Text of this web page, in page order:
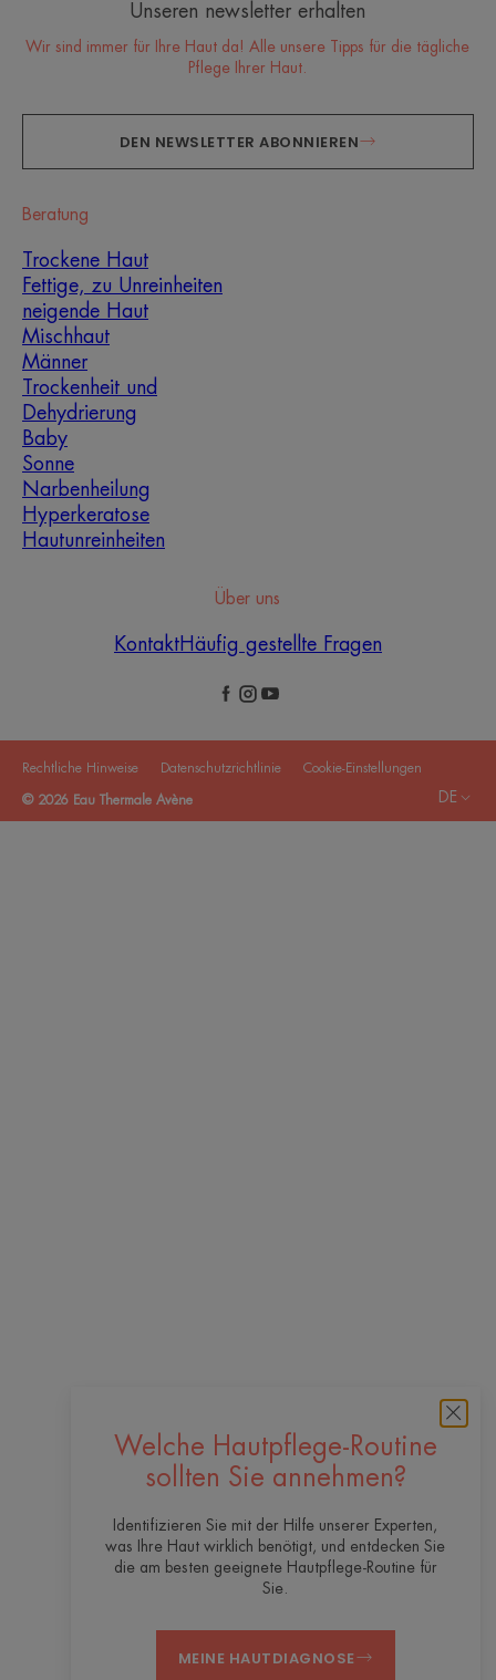
Welche Hautpflege-Routine
sollten Sie annehmen?
Identifizieren Sie mit der Hilfe unserer Experten,
was Ihre Haut wirklich benötigt, und entdecken Sie
die am besten geeignete Hautpflege-Routine für
Sie.
MEINE HAUTDIAGNOSE
Unseren newsletter erhalten
Wir sind immer für Ihre Haut da! Alle unsere Tipps für die tägliche
Pflege Ihrer Haut.
DEN NEWSLETTER ABONNIEREN
Beratung
Trockene Haut
Fettige, zu Unreinheiten
neigende Haut
Mischhaut
Männer
Trockenheit und
Dehydrierung
Baby
Sonne
Narbenheilung
Hyperkeratose
Hautunreinheiten
Über uns
KontaktHäufig gestellte Fragen
Rechtliche Hinweise Datenschutzrichtlinie Cookie-Einstellungen
© 2026 Eau Thermale Avène DE